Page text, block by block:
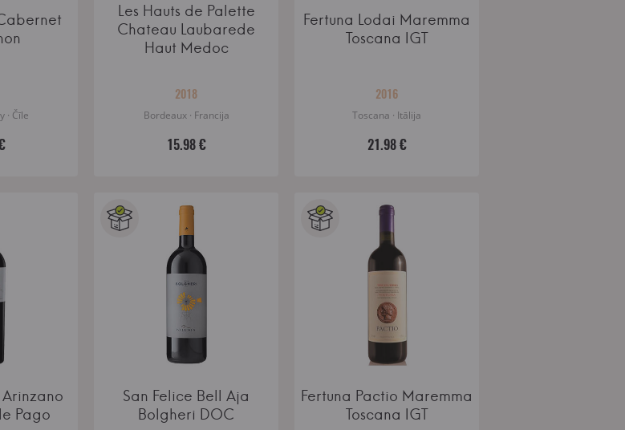
· Čīle
Les Hauts de Palette
Chateau Laubarede
Haut Medoc
2018
Bordeaux · Francija
15.98 €
Fertuna Lodai Maremma
Toscana IGT
2016
Toscana · Itālija
21.98 €
Pago
San Felice Bell Aja
Bolgheri DOC
Fertuna Pactio Maremma
Toscana IGT